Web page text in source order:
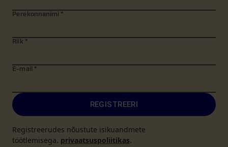
Perekonnanimi *
Riik *
E-mail *
REGISTREERI
Registreerudes nõustute isikuandmete
töötlemisega. privaatsuspoliitikas.